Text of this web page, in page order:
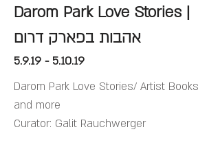
Darom Park Love Stories |
אהבות בפארק דרום
5.9.19 - 5.10.19
Darom Park Love Stories/ Artist Books
and more